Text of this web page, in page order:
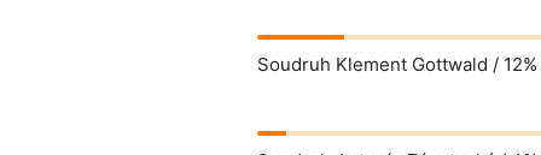
Soudruh Klement Gottwald / 12%